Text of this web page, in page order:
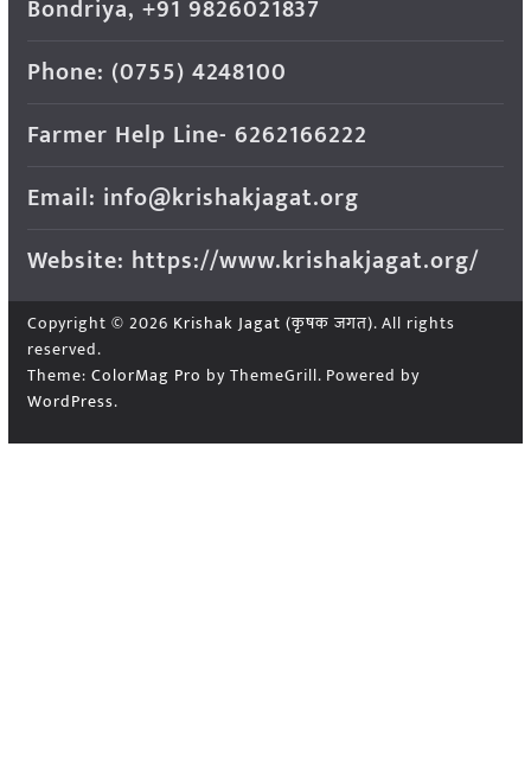
Bondriya, +91 9826021837
Phone: (0755) 4248100
Farmer Help Line- 6262166222
Email: info@krishakjagat.org
Website: https://www.krishakjagat.org/
Copyright © 2026 Krishak Jagat (कृषक जगत). All rights
reserved.
Theme: ColorMag Pro by ThemeGrill. Powered by
WordPress.